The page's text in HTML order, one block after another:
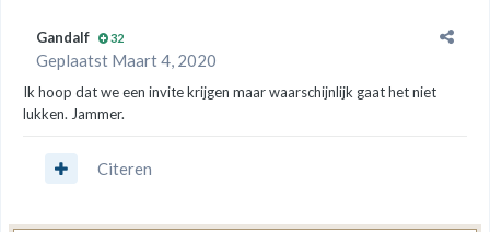
Gandalf 32
Geplaatst Maart 4, 2020
Ik hoop dat we een invite krijgen maar waarschijnlijk gaat het niet
lukken. Jammer.
Citeren